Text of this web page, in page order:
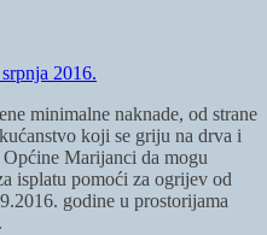
2016.
minimalne naknade, od strane
koji se griju na drva i
Marijanci da mogu
isplatu pomoći za ogrijev od
godine u prostorijama